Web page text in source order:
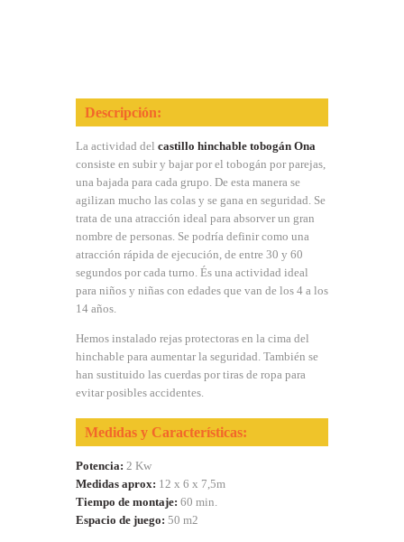
Descripción:
La actividad del castillo hinchable tobogán Ona
consiste en subir y bajar por el tobogán por parejas,
una bajada para cada grupo. De esta manera se
agilizan mucho las colas y se gana en seguridad. Se
trata de una atracción ideal para absorver un gran
nombre de personas. Se podría definir como una
atracción rápida de ejecución, de entre 30 y 60
segundos por cada turno. És una actividad ideal
para niños y niñas con edades que van de los 4 a los
14 años.
Hemos instalado rejas protectoras en la cima del
hinchable para aumentar la seguridad. También se
han sustituido las cuerdas por tiras de ropa para
evitar posibles accidentes.
Medidas y Características:
Potencia: 2 Kw
Medidas aprox: 12 x 6 x 7,5m
Tiempo de montaje: 60 min.
Espacio de juego: 50 m2